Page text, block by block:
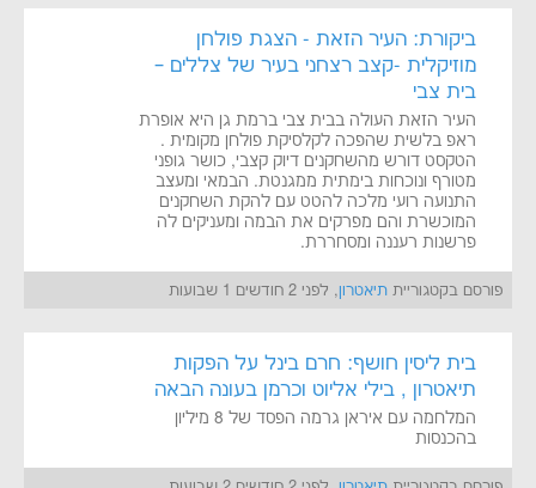
ביקורת: העיר הזאת - הצגת פולחן
מוזיקלית -קצב רצחני בעיר של צללים –
בית צבי
העיר הזאת העולה בבית צבי ברמת גן היא אופרת
ראפ בלשית שהפכה לקלסיקת פולחן מקומית .
הטקסט דורש מהשחקנים דיוק קצבי, כושר גופני
מטורף ונוכחות בימתית ממגנטת. הבמאי ומעצב
התנועה רועי מלכה להטט עם להקת השחקנים
המוכשרת והם מפרקים את הבמה ומעניקים לה
פרשנות רעננה ומסחררת.
פורסם בקטגוריית תיאטרון, לפני 2 חודשים 1 שבועות
בית ליסין חושף: חרם בינל על הפקות
תיאטרון , בילי אליוט וכרמן בעונה הבאה
המלחמה עם איראן גרמה הפסד של 8 מיליון
בהכנסות